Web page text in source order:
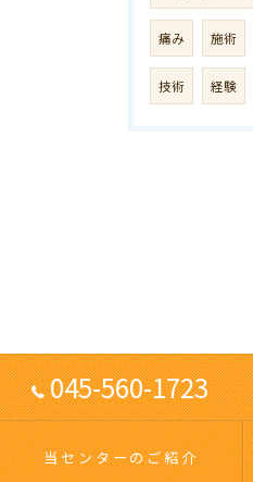
痛み 施術
技術 経験
045-560-1723
当センターのご紹介